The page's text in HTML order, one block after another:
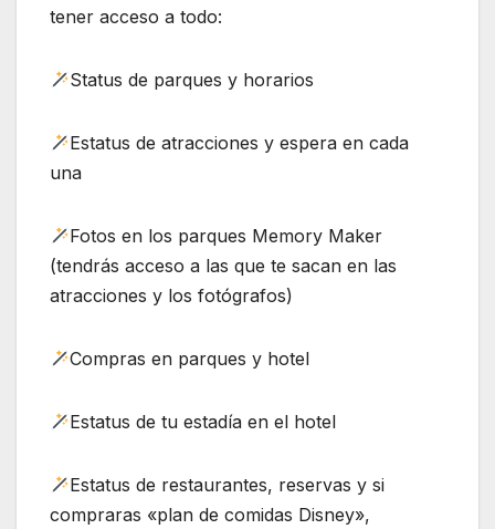
tener acceso a todo:
Status de parques y horarios
Estatus de atracciones y espera en cada
una
Fotos en los parques Memory Maker
(tendrás acceso a las que te sacan en las
atracciones y los fotógrafos)
Compras en parques y hotel
Estatus de tu estadía en el hotel
Estatus de restaurantes, reservas y si
compraras «plan de comidas Disney»,